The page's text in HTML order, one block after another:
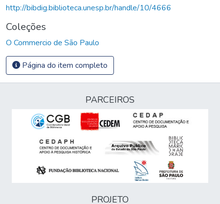
http://bibdig.biblioteca.unesp.br/handle/10/4666
Coleções
O Commercio de São Paulo
Página do item completo
PARCEIROS
PROJETO